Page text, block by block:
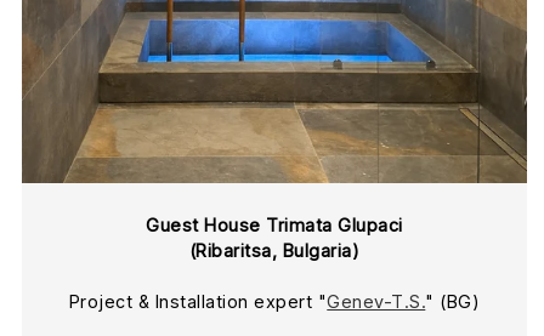
Guest House Trimata Glupaci
(Ribaritsa, Bulgaria)
Project & Installation expert "Genev-T.S." (BG)